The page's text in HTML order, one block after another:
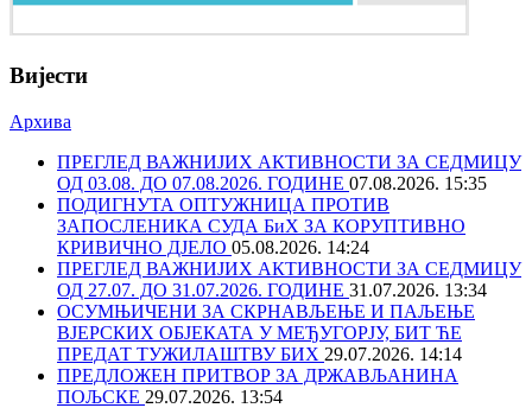
Вијести
Архива
ПРЕГЛЕД ВАЖНИЈИХ АКТИВНОСТИ ЗА СЕДМИЦУ
ОД 03.08. ДО 07.08.2026. ГОДИНЕ 07.08.2026. 15:35
ПОДИГНУТА ОПТУЖНИЦА ПРОТИВ
ЗАПОСЛЕНИКА СУДА БиХ ЗА КОРУПТИВНО
КРИВИЧНО ДЈЕЛО 05.08.2026. 14:24
ПРЕГЛЕД ВАЖНИЈИХ АКТИВНОСТИ ЗА СЕДМИЦУ
ОД 27.07. ДО 31.07.2026. ГОДИНЕ 31.07.2026. 13:34
ОСУМЊИЧЕНИ ЗА СКРНАВЉЕЊЕ И ПАЉЕЊЕ
ВЈЕРСКИХ ОБЈЕКАТА У МЕЂУГОРЈУ, БИТ ЋЕ
ПРЕДАТ ТУЖИЛАШТВУ БИХ 29.07.2026. 14:14
ПРЕДЛОЖЕН ПРИТВОР ЗА ДРЖАВЉАНИНА
ПОЉСКЕ 29.07.2026. 13:54